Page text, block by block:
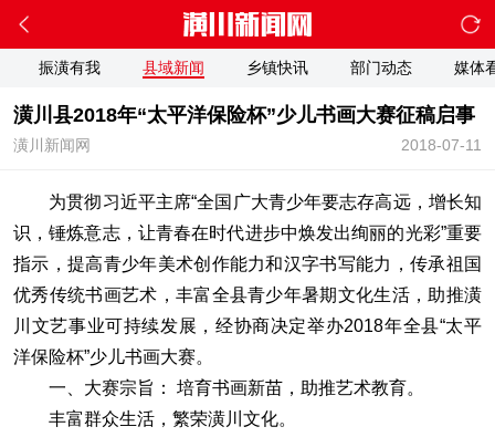
振潢有我 县域新闻 乡镇快讯 部门动态 媒体
潢川县2018年“太平洋保险杯”少儿书画大赛征稿启事
2018-07-11
潢川新闻网
为贯彻习近平主席“全国广大青少年要志存高远，增长知
识，锤炼意志，让青春在时代进步中焕发出绚丽的光彩”重要
指示，提高青少年美术创作能力和汉字书写能力，传承祖国
优秀传统书画艺术，丰富全县青少年暑期文化生活，助推潢
川文艺事业可持续发展，经协商决定举办2018年全县“太平
洋保险杯”少儿书画大赛。
一、大赛宗旨： 培育书画新苗，助推艺术教育。
丰富群众生活，繁荣潢川文化。